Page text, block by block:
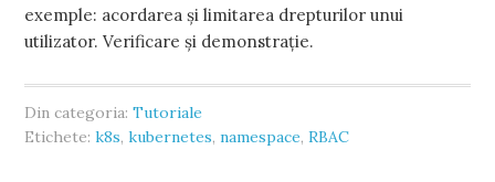
exemple: acordarea și limitarea drepturilor unui
utilizator. Verificare și demonstrație.
Din categoria:Tutoriale
Etichete:k8s,kubernetes,namespace,RBAC